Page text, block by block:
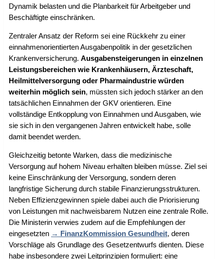
Dynamik belasten und die Planbarkeit für Arbeitgeber und
Beschäftigte einschränken.
Zentraler Ansatz der Reform sei eine Rückkehr zu einer
einnahmenorientierten Ausgabenpolitik in der gesetzlichen
Krankenversicherung. Ausgabensteigerungen in einzelnen
Leistungsbereichen wie Krankenhäusern, Ärzteschaft,
Heilmittelversorgung oder Pharmaindustrie würden
weiterhin möglich sein, müssten sich jedoch stärker an den
tatsächlichen Einnahmen der GKV orientieren. Eine
vollständige Entkopplung von Einnahmen und Ausgaben, wie
sie sich in den vergangenen Jahren entwickelt habe, solle
damit beendet werden.
Gleichzeitig betonte Warken, dass die medizinische
Versorgung auf hohem Niveau erhalten bleiben müsse. Ziel sei
keine Einschränkung der Versorgung, sondern deren
langfristige Sicherung durch stabile Finanzierungsstrukturen.
Neben Effizienzgewinnen spiele dabei auch die Priorisierung
von Leistungen mit nachweisbarem Nutzen eine zentrale Rolle.
Die Ministerin verwies zudem auf die Empfehlungen der
eingesetzten
FinanzKommission Gesundheit, deren
Vorschläge als Grundlage des Gesetzentwurfs dienten. Diese
habe insbesondere zwei Leitprinzipien formuliert: eine